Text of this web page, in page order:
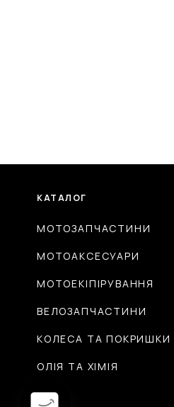
КАТАЛОГ
МОТОЗАПЧАСТИНИ
МОТОАКСЕСУАРИ
МОТОЕКІПІРУВАННЯ
ВЕЛОЗАПЧАСТИНИ
КОЛЕСА ТА ПОКРИШКИ
ОЛІЯ ТА ХІМІЯ